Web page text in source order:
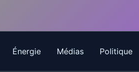
Énergie Médias Politique